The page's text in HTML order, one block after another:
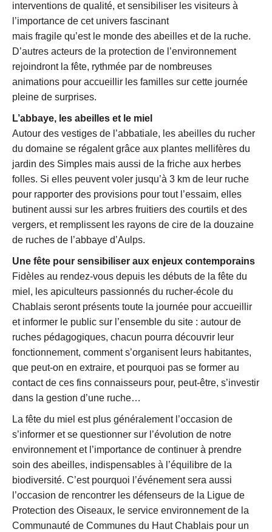
interventions de qualité, et sensibiliser les visiteurs à
l’importance de cet univers fascinant
mais fragile qu’est le monde des abeilles et de la ruche.
D’autres acteurs de la protection de l’environnement
rejoindront la fête, rythmée par de nombreuses
animations pour accueillir les familles sur cette journée
pleine de surprises.
L’abbaye, les abeilles et le miel
Autour des vestiges de l’abbatiale, les abeilles du rucher
du domaine se régalent grâce aux plantes mellifères du
jardin des Simples mais aussi de la friche aux herbes
folles. Si elles peuvent voler jusqu’à 3 km de leur ruche
pour rapporter des provisions pour tout l’essaim, elles
butinent aussi sur les arbres fruitiers des courtils et des
vergers, et remplissent les rayons de cire de la douzaine
de ruches de l’abbaye d’Aulps.
Une fête pour sensibiliser aux enjeux contemporains
Fidèles au rendez-vous depuis les débuts de la fête du
miel, les apiculteurs passionnés du rucher-école du
Chablais seront présents toute la journée pour accueillir
et informer le public sur l’ensemble du site : autour de
ruches pédagogiques, chacun pourra découvrir leur
fonctionnement, comment s’organisent leurs habitantes,
que peut-on en extraire, et pourquoi pas se former au
contact de ces fins connaisseurs pour, peut-être, s’investir
dans la gestion d’une ruche…
La fête du miel est plus généralement l’occasion de
s’informer et se questionner sur l’évolution de notre
environnement et l’importance de continuer à prendre
soin des abeilles, indispensables à l’équilibre de la
biodiversité. C’est pourquoi l’événement sera aussi
l’occasion de rencontrer les défenseurs de la Ligue de
Protection des Oiseaux, le service environnement de la
Communauté de Communes du Haut Chablais pour un